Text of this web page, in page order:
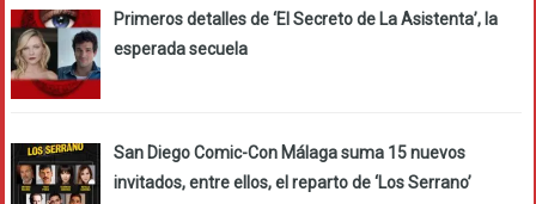
Primeros detalles de ‘El Secreto de La Asistenta’, la
esperada secuela
San Diego Comic-Con Málaga suma 15 nuevos
invitados, entre ellos, el reparto de ‘Los Serrano’